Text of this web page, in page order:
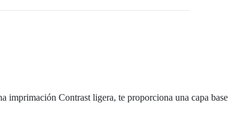
imprimación Contrast ligera, te proporciona una capa base